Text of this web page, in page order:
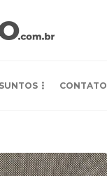
CONTATO